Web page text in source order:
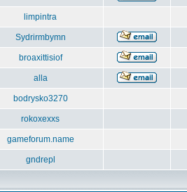
limpintra
Sydrirmbymn
broaxittisiof
alla
bodrysko3270
rokoxexxs
gameforum.name
gndrepl